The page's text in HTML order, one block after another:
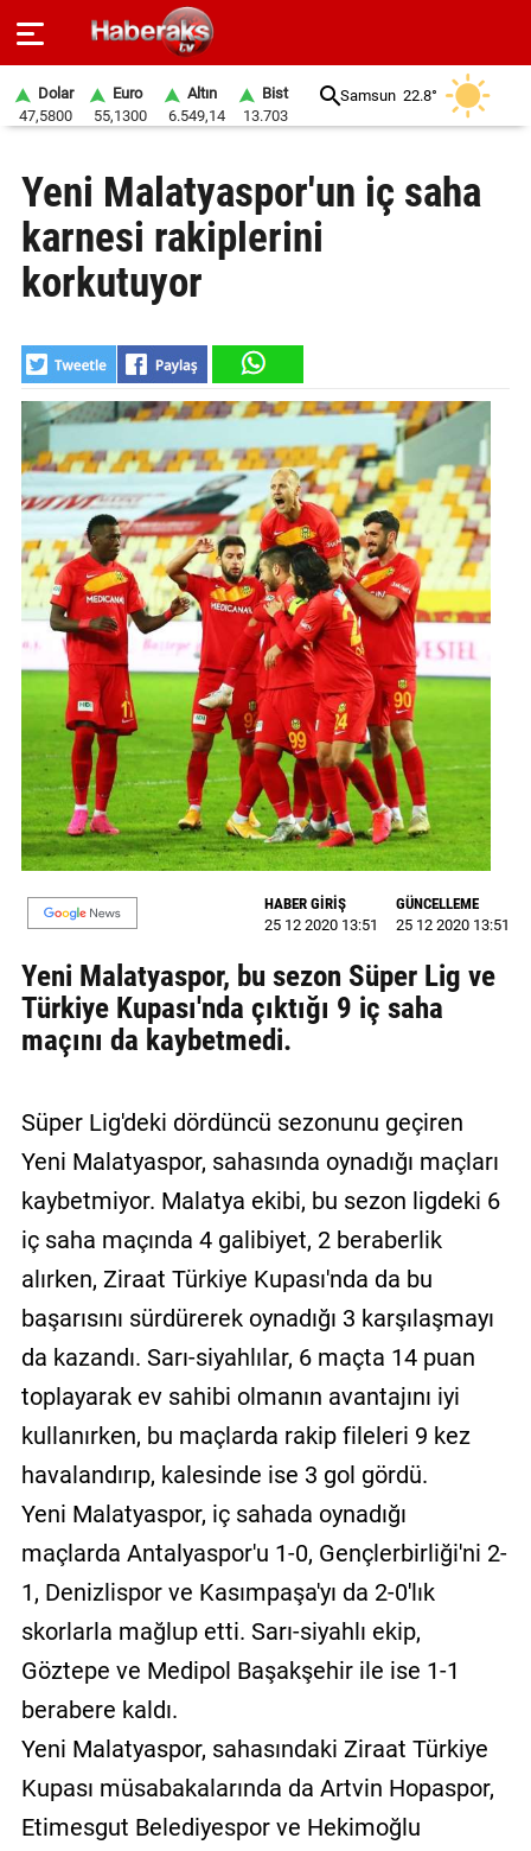
SPOR
YAŞAM
BELEDİYELER
SAĞLIK
SİYASET
EĞİTİM
GALERİ
VİDEO
YAZARLAR
BİZE
ULAŞIN
Künye
İletişim
Gizlilik
Sözleşmesi
Kullanıcı
Sözleşmesi
Dolar
47,5800
Euro
55,1300
Altın
6.549,14
Bist
13.703
Samsun 22.8°
Yeni Malatyaspor'un iç saha
karnesi rakiplerini
korkutuyor
HABER GİRİŞ
25 12 2020 13:51
GÜNCELLEME
25 12 2020 13:51
Yeni Malatyaspor, bu sezon Süper Lig ve
Türkiye Kupası'nda çıktığı 9 iç saha
maçını da kaybetmedi.
Süper Lig'deki dördüncü sezonunu geçiren
Yeni Malatyaspor, sahasında oynadığı maçları
kaybetmiyor. Malatya ekibi, bu sezon ligdeki 6
iç saha maçında 4 galibiyet, 2 beraberlik
alırken, Ziraat Türkiye Kupası'nda da bu
başarısını sürdürerek oynadığı 3 karşılaşmayı
da kazandı. Sarı-siyahlılar, 6 maçta 14 puan
toplayarak ev sahibi olmanın avantajını iyi
kullanırken, bu maçlarda rakip fileleri 9 kez
havalandırıp, kalesinde ise 3 gol gördü.
Yeni Malatyaspor, iç sahada oynadığı
maçlarda Antalyaspor'u 1-0, Gençlerbirliği'ni 2-
1, Denizlispor ve Kasımpaşa'yı da 2-0'lık
skorlarla mağlup etti. Sarı-siyahlı ekip,
Göztepe ve Medipol Başakşehir ile ise 1-1
berabere kaldı.
Yeni Malatyaspor, sahasındaki Ziraat Türkiye
Kupası müsabakalarında da Artvin Hopaspor,
Etimesgut Belediyespor ve Hekimoğlu